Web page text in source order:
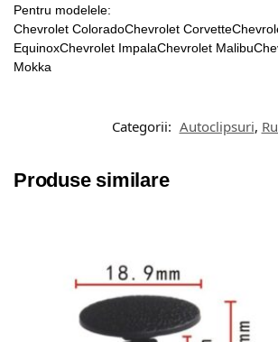
Pentru modelele:
Chevrolet ColoradoChevrolet
EquinoxChevrolet ImpalaChevrolet
Mokka
Categorii: Autoclipsuri,
Produse similare